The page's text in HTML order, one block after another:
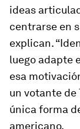
ideas
centrarse en
explican.
luego adapte
esa
un votante de
única forma
americano.